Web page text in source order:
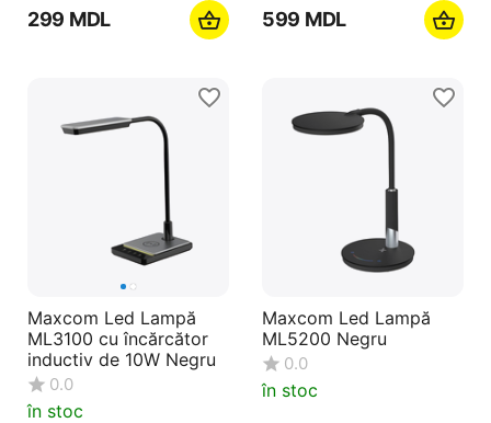
‍299‍ MDL ‍599‍ MDL
Maxcom Led Lampă
ML3100 cu încărcător
inductiv de 10W Negru
0.0
în stoc
Maxcom Led Lampă
ML5200 Negru
0.0
în stoc